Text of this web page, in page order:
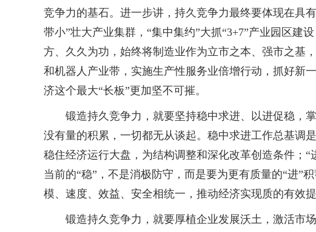
竞争力的基石。进一步讲，持久竞争力最终要体现在具
带小”壮大产业集群，“集中集约”大抓“3+7”产业园区
方、久久为功，始终将制造业作为立市之本、强市之基
和机器人产业带，实施生产性服务业倍增行动，抓好新
济这个最大“长板”更加坚不可摧。
锻造持久竞争力，就要坚持稳中求进、以进促稳，掌
没有量的积累，一切都无从谈起。稳中求进工作总基调
稳住经济运行大盘，为结构调整和深化改革创造条件；
当前的“稳”，不是消极防守，而是要为更有质量的“进”
模、速度、效益、安全相统一，推动经济实现质的有效
锻造持久竞争力，就要厚植企业发展沃土，激活市场